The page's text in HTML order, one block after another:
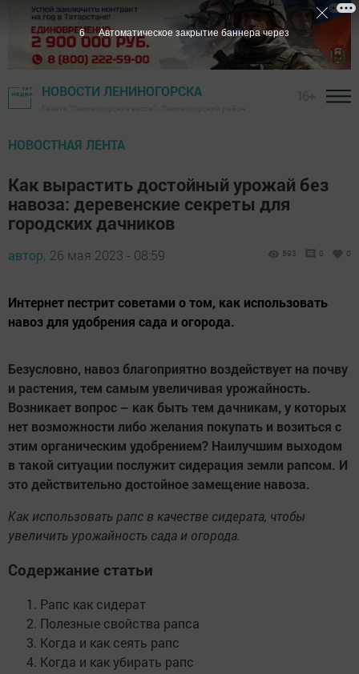
НОВОСТИ ЛЕНИНОГОРСКА
НОВОСТНАЯ ЛЕНТА
Как вырастить достойный урожай без
навоза: деревенские секреты для
городских дачников
автор, 26 мая 2023 - 08:59 593 0 0
Интернет пестрит советами о том, как использовать
навоз для удобрения сада и огорода.
Безусловно, навоз благоприятно воздействует на почву
и растения, тем самым увеличивая урожайность.
Возникает вопрос – как быть тем дачникам, у которых
нет возможности либо желания покупать и возиться с
этим органическим удобрением? Наилучшим выходом
в такой ситуации послужит сидерация земли рапсом. И
это действительно достойное замещение навоза.
Как использовать рапс в качестве сидерата, чтобы
увеличить урожайность сада и огорода.
Содержание статьи
Рапс как сидерат
Полезные свойства рапса
Когда и как сеять рапс
Когда и как убирать рапс
5 Автоматическое закрытие баннера через